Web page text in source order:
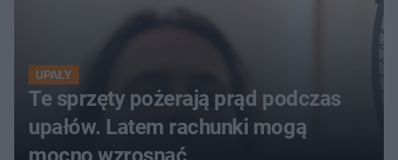
UPAŁY
Te sprzęty pożerają prąd podczas
upałów. Latem rachunki mogą